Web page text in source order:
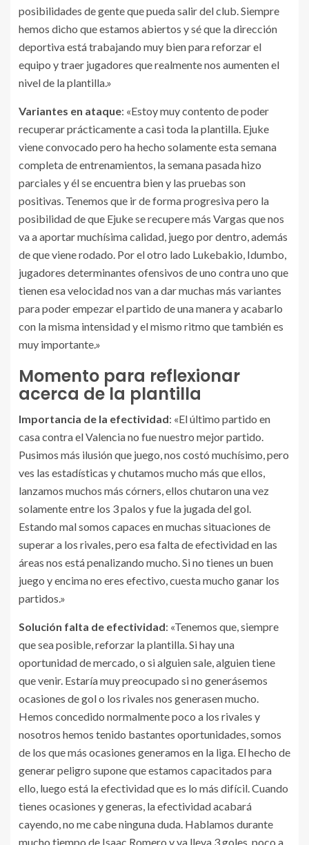
posibilidades de gente que pueda salir del club. Siempre
hemos dicho que estamos abiertos y sé que la dirección
deportiva está trabajando muy bien para reforzar el
equipo y traer jugadores que realmente nos aumenten el
nivel de la plantilla.»
Variantes en ataque: «Estoy muy contento de poder
recuperar prácticamente a casi toda la plantilla. Ejuke
viene convocado pero ha hecho solamente esta semana
completa de entrenamientos, la semana pasada hizo
parciales y él se encuentra bien y las pruebas son
positivas. Tenemos que ir de forma progresiva pero la
posibilidad de que Ejuke se recupere más Vargas que nos
va a aportar muchísima calidad, juego por dentro, además
de que viene rodado. Por el otro lado Lukebakio, Idumbo,
jugadores determinantes ofensivos de uno contra uno que
tienen esa velocidad nos van a dar muchas más variantes
para poder empezar el partido de una manera y acabarlo
con la misma intensidad y el mismo ritmo que también es
muy importante.»
Momento para reflexionar
acerca de la plantilla
Importancia de la efectividad: «El último partido en
casa contra el Valencia no fue nuestro mejor partido.
Pusimos más ilusión que juego, nos costó muchísimo, pero
ves las estadísticas y chutamos mucho más que ellos,
lanzamos muchos más córners, ellos chutaron una vez
solamente entre los 3 palos y fue la jugada del gol.
Estando mal somos capaces en muchas situaciones de
superar a los rivales, pero esa falta de efectividad en las
áreas nos está penalizando mucho. Si no tienes un buen
juego y encima no eres efectivo, cuesta mucho ganar los
partidos.»
Solución falta de efectividad: «Tenemos que, siempre
que sea posible, reforzar la plantilla. Si hay una
oportunidad de mercado, o si alguien sale, alguien tiene
que venir. Estaría muy preocupado si no generásemos
ocasiones de gol o los rivales nos generasen mucho.
Hemos concedido normalmente poco a los rivales y
nosotros hemos tenido bastantes oportunidades, somos
de los que más ocasiones generamos en la liga. El hecho de
generar peligro supone que estamos capacitados para
ello, luego está la efectividad que es lo más difícil. Cuando
tienes ocasiones y generas, la efectividad acabará
cayendo, no me cabe ninguna duda. Hablamos durante
mucho tiempo de Isaac Romero y ya lleva 3 goles, poco a